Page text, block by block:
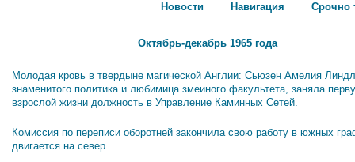
Новости Навигация Срочно
Октябрь-декабрь 1965 года
Молодая кровь в твердыне магической Англии: Сьюзен Амелия
знаменитого политика и любимица змеиного факультета, заняла
взрослой жизни должность в Управление Каминных Сетей.
Комиссия по переписи оборотней закончила свою работу в южных
двигается на север...